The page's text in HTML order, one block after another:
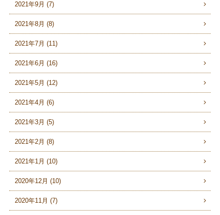
2021年9月 (7)
2021年8月 (8)
2021年7月 (11)
2021年6月 (16)
2021年5月 (12)
2021年4月 (6)
2021年3月 (5)
2021年2月 (8)
2021年1月 (10)
2020年12月 (10)
2020年11月 (7)